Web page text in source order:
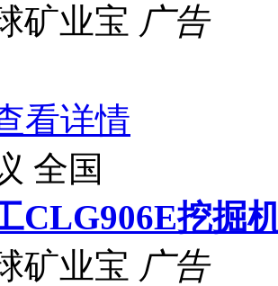
矿业宝 广告
看详情
全国
CLG906E挖掘
矿业宝 广告